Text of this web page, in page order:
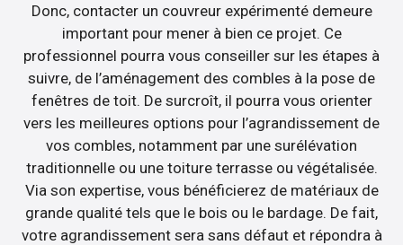
Donc, contacter un couvreur expérimenté demeure
important pour mener à bien ce projet. Ce
professionnel pourra vous conseiller sur les étapes à
suivre, de l’aménagement des combles à la pose de
fenêtres de toit. De surcroît, il pourra vous orienter
vers les meilleures options pour l’agrandissement de
vos combles, notamment par une surélévation
traditionnelle ou une toiture terrasse ou végétalisée.
Via son expertise, vous bénéficierez de matériaux de
grande qualité tels que le bois ou le bardage. De fait,
votre agrandissement sera sans défaut et répondra à